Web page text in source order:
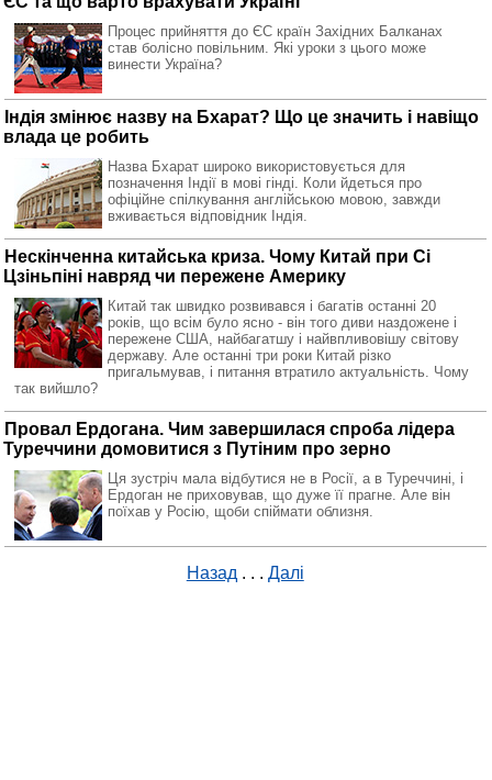
Процес прийняття до ЄС країн Західних Балканах
став болісно повільним. Які уроки з цього може
винести Україна?
Індія змінює назву на Бхарат? Що це значить і навіщо
влада це робить
Назва Бхарат широко використовується для
позначення Індії в мові гінді. Коли йдеться про
офіційне спілкування англійською мовою, завжди
вживається відповідник Індія.
Нескінченна китайська криза. Чому Китай при Сі
Цзіньпіні навряд чи пережене Америку
Китай так швидко розвивався і багатів останні 20
років, що всім було ясно - він того диви наздожене і
пережене США, найбагатшу і найвпливовішу світову
державу. Але останні три роки Китай різко
пригальмував, і питання втратило актуальність. Чому
так вийшло?
Провал Ердогана. Чим завершилася спроба лідера
Туреччини домовитися з Путіним про зерно
Ця зустріч мала відбутися не в Росії, а в Туреччині, і
Ердоган не приховував, що дуже її прагне. Але він
поїхав у Росію, щоби спіймати облизня.
Назад . . . Далі